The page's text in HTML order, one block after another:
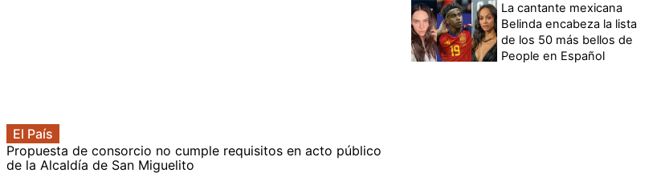
El País
Propuesta de consorcio no cumple requisitos en acto público
de la Alcaldía de San Miguelito
La cantante mexicana
Belinda encabeza la lista
de los 50 más bellos de
People en Español